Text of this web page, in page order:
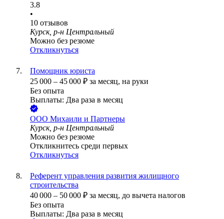
3.8
•
10 отзывов
Курск, р-н Центральный
Можно без резюме
Откликнуться
Помощник юриста
25 000 – 45 000 ₽ за месяц, на руки
Без опыта
Выплаты: Два раза в месяц
ООО Михаили и Партнеры
Курск, р-н Центральный
Можно без резюме
Откликнитесь среди первых
Откликнуться
Референт управления развития жилищного
строительства
40 000 – 50 000 ₽ за месяц, до вычета налогов
Без опыта
Выплаты: Два раза в месяц